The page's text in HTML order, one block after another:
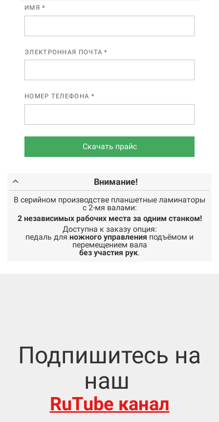
ИМЯ *
ЭЛЕКТРОННАЯ ПОЧТА *
НОМЕР ТЕЛЕФОНА *
Скачать прайс
Внимание!
В серийном производстве планшетные ламинаторы
с 2-мя валами:
2 независимых рабочих места за одним станком!
Доступна к заказу опция:
педаль для ножного управления подъёмом и
перемещением вала
без участия рук.
Подпишитесь на
наш
RuTube канал